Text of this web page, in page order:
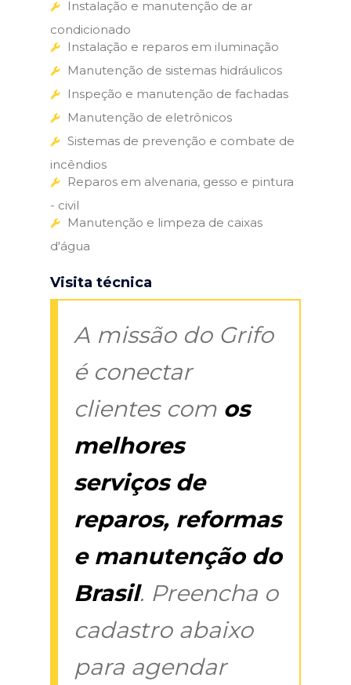
Instalação e manutenção de ar
condicionado
Instalação e reparos em iluminação
Manutenção de sistemas hidráulicos
Inspeção e manutenção de fachadas
Manutenção de eletrônicos
Sistemas de prevenção e combate de
incêndios
Reparos em alvenaria, gesso e pintura
- civil
Manutenção e limpeza de caixas
d'água
Visita técnica
A missão do Grifo
é conectar
clientes com os
melhores
serviços de
reparos, reformas
e manutenção do
Brasil. Preencha o
cadastro abaixo
para agendar